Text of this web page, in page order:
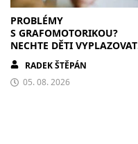
PROBLÉMY
S GRAFOMOTORIKOU?
NECHTE DĚTI VYPLAZOVAT
JAZYK A MALOVAT PO
ZDECHRADEK ŠTĚPÁN
05. 08. 2026